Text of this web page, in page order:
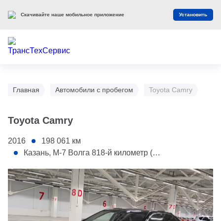
Главная Автомобили с пробегом Toyota Camry
Toyota Camry
2016 198 061 км
Казань, М-7 Волга 818-й километр (АС Мегамолл)
1 - Капот
2 - Крыша полностью
Скачивайте наше мобильное приложение Установить